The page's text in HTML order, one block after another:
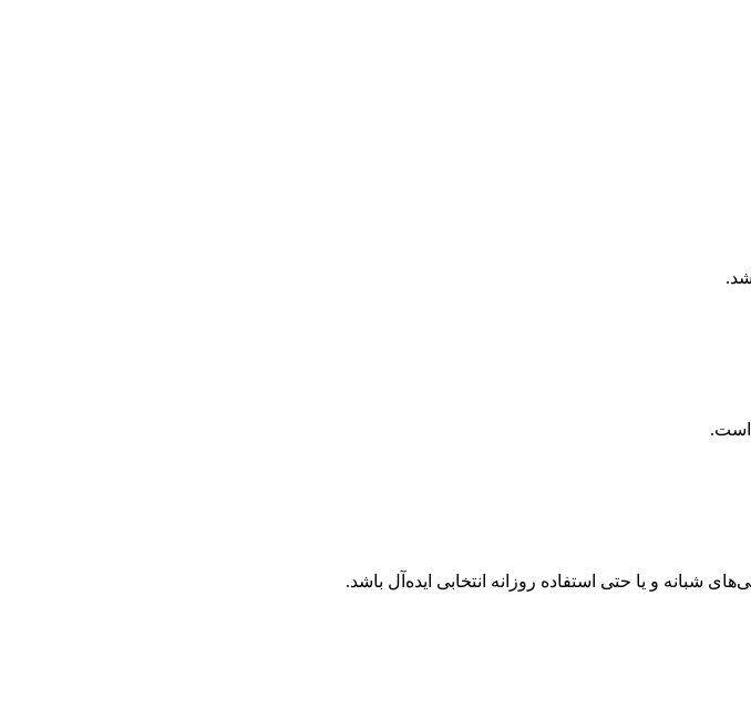
است.
شبانه و یا حتی استفاده روزانه انتخابی ایده‌آل باشد.